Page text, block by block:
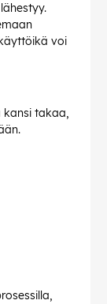
voi
kansi takaa,